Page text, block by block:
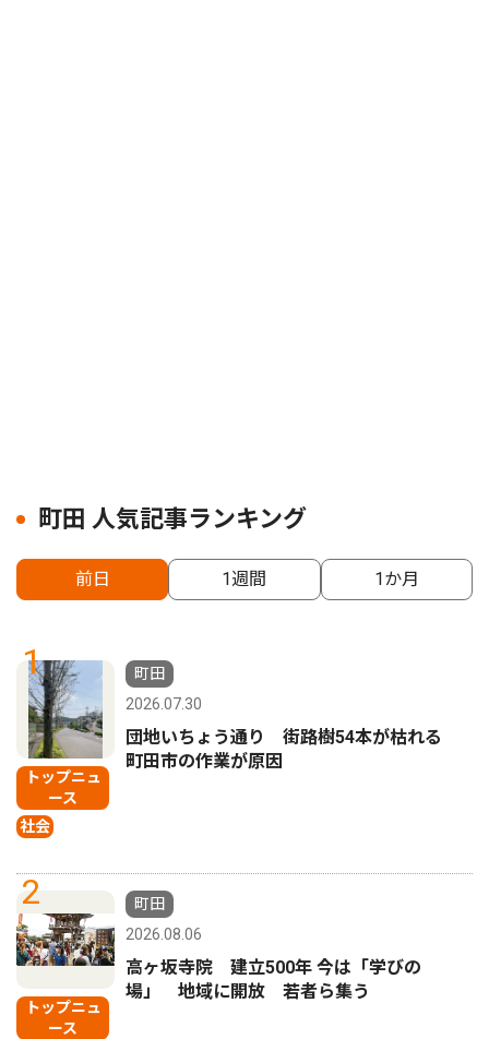
町田 人気記事ランキング
前日 1週間 1か月
1
トップニュ
ース
社会
町田
2026.07.30
団地いちょう通り 街路樹54本が枯れる
町田市の作業が原因
2
トップニュ
ース
町田
2026.08.06
高ヶ坂寺院 建立500年 今は「学びの
場」 地域に開放 若者ら集う